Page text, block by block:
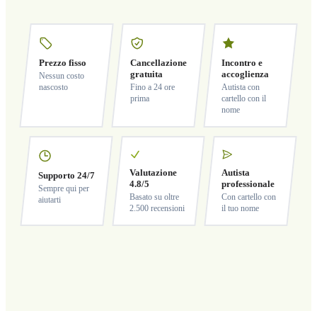
Prezzo fisso
Nessun costo
nascosto
Cancellazione
gratuita
Fino a 24 ore
prima
Incontro e
accoglienza
Autista con
cartello con il
nome
Supporto 24/7
Sempre qui per
aiutarti
Valutazione
4.8/5
Basato su oltre
2.500 recensioni
Autista
professionale
Con cartello con
il tuo nome